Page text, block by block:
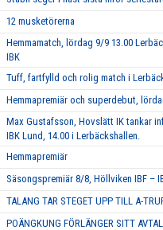
12 musketörerna
Hemmamatch, lördag 9/9 13.00
IBK
Tuff, fartfylld och rolig match i
Hemmapremiär och superdebut,
Max Gustafsson, Hovslätt IK tankar
IBK Lund, 14.00 i Lerbäckshallen.
Hemmapremiär
Säsongspremiär 8/8, Höllviken IBF –
TALANG TAR STEGET UPP TILL A-
POÄNGKUNG FÖRLÄNGER SITT AVTAL